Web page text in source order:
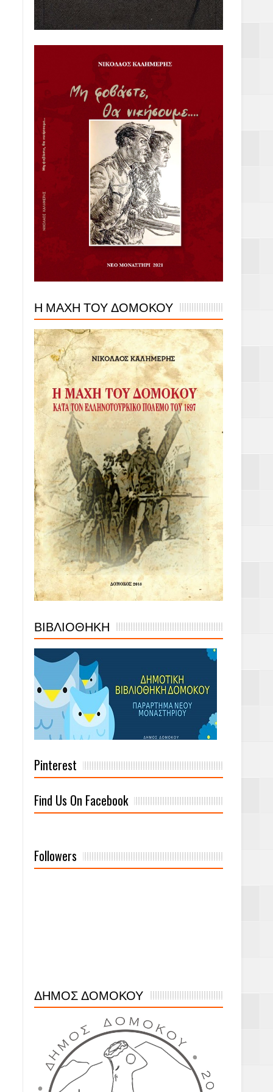
Η ΜΑΧΗ ΤΟΥ ΔΟΜΟΚΟΥ
ΒΙΒΛΙΟΘΗΚΗ
Pinterest
Find Us On Facebook
Followers
ΔΗΜΟΣ ΔΟΜΟΚΟΥ